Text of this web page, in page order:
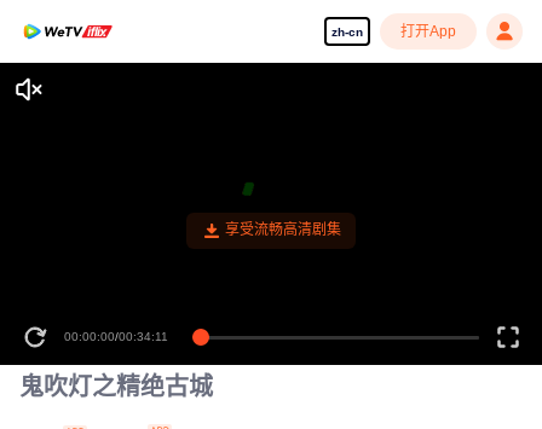
zh-cn 打开App
享受流畅高清剧集
00:00:00/00:34:11
鬼吹灯之精绝古城